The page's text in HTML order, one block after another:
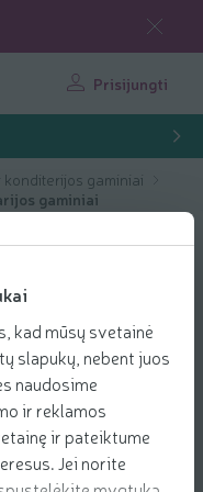
kad mūsų svetainė
slapukų, nebent juos
naudosime
ir reklamos
ir pateiktume
Jei norite
Prisijungti
gaminiai
gaminiai